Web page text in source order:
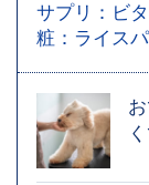
サプリ：ビ
粧：ライス